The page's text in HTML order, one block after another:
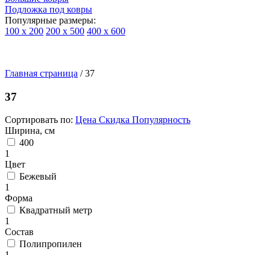
Подложка под ковры
Популярные размеры:
100 х 200 200 х 500 400 х 600
типу
Синтетические
ковры
ковры
Ковры-
Главная страница /37
37
Сортировать по: Цена Скидка Популярность
Ширина, см
400
1
Цвет
Бежевый
1
Форма
Квадратный метр
1
Состав
Полипропилен